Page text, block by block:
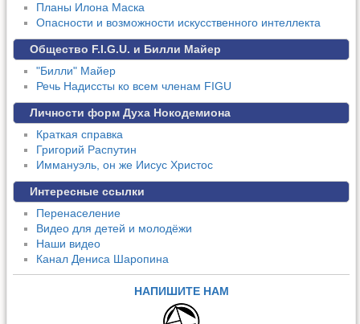
Планы Илона Маска
Опасности и возможности искусственного интеллекта
Общество F.I.G.U. и Билли Майер
"Билли" Майер
Речь Надиссты ко всем членам FIGU
Личности форм Духа Нокодемиона
Краткая справка
Григорий Распутин
Иммануэль, он же Иисус Христос
Интересные ссылки
Перенаселение
Видео для детей и молодёжи
Наши видео
Канал Дениса Шаропина
НАПИШИТЕ НАМ